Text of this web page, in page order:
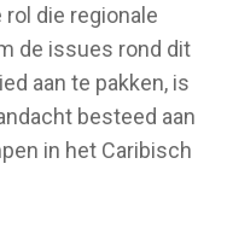
rol die regionale
de issues rond dit
aan te pakken, is
besteed aan
in het Caribisch